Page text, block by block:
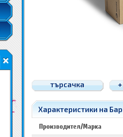
търсачка
Характеристики на
Производител/Марка